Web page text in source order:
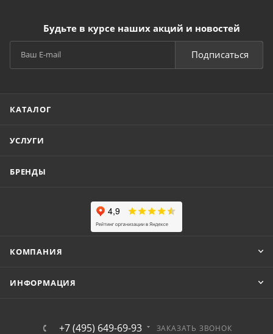
Будьте в курсе наших акций и новостей
Подписаться
КАТАЛОГ
УСЛУГИ
БРЕНДЫ
КОМПАНИЯ
ИНФОРМАЦИЯ
+7 (495) 649-69-93 ЗАКАЗАТЬ ЗВОНОК